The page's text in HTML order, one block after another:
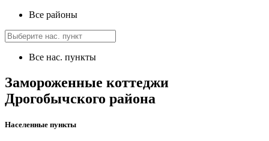
Все районы
Все нас. пункты
Замороженные коттеджи
Дрогобычского района
Населенные пункты